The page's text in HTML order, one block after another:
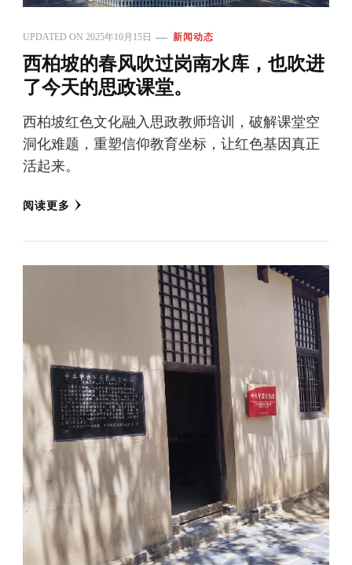
UPDATED ON 2025年10月15日 新闻动态
西柏坡的春风吹过岗南水库，也吹进
了今天的思政课堂。
西柏坡红色文化融入思政教师培训，破解课堂空
洞化难题，重塑信仰教育坐标，让红色基因真正
活起来。
阅读更多